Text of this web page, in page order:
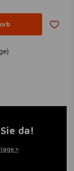
da!
>